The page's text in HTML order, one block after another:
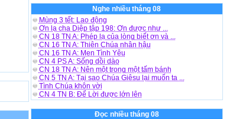
http://www.tinvuiviet.net - chúc bạn vui vẻ - Khi phát hiện có nhạc
Nghe nhiều tháng 08
Mùng 3 tết: Lao động
Ơn lạ cha Diệp tập 198: Ơn được như ...
CN 18 TN A: Phép lạ của lòng biết ơn và ...
CN 16 TN A: Thiên Chúa nhân hậu
CN 16 TN A: Men Tình Yêu
CN 4 PS A: Sống dồi dào
CN 18 TN A: Nên một trong một tấm bánh
CN 5 TN A: Tại sao Chúa Giêsu lại muốn ta ...
Tình Chúa khôn vời
CN 4 TN B: Để Lời được lớn lên
Đọc nhiều tháng 08